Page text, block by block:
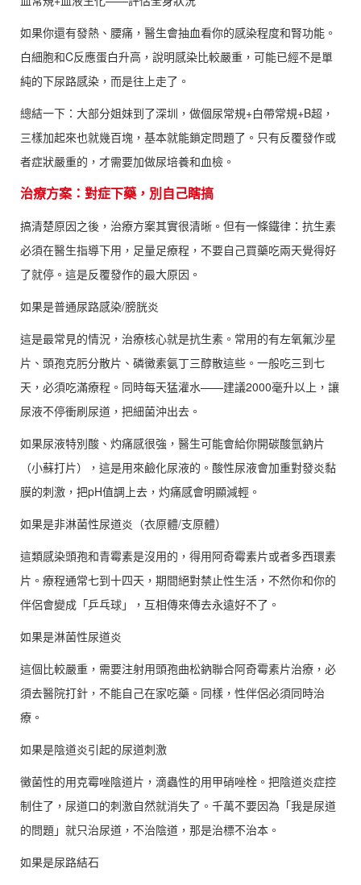
如果你還有發熱、腰痛，醫生會抽血看你的感染程度和腎功能。
白細胞和C反應蛋白升高，說明感染比較嚴重，可能已經不是單
純的下尿路感染，而是往上走了。
總結一下：大部分姐妹到了深圳，做個尿常規+白帶常規+B超，
三樣加起來也就幾百塊，基本就能鎖定問題了。只有反覆發作或
者症狀嚴重的，才需要加做尿培養和血檢。
治療方案：對症下藥，別自己瞎搞
搞清楚原因之後，治療方案其實很清晰。但有一條鐵律：抗生素
必須在醫生指導下用，足量足療程，不要自己買藥吃兩天覺得好
了就停。這是反覆發作的最大原因。
如果是普通尿路感染/膀胱炎
這是最常見的情況，治療核心就是抗生素。常用的有左氧氟沙星
片、頭孢克肟分散片、磷黴素氨丁三醇散這些。一般吃三到七
天，必須吃滿療程。同時每天猛灌水——建議2000毫升以上，讓
尿液不停衝刷尿道，把細菌沖出去。
如果尿液特別酸、灼痛感很強，醫生可能會給你開碳酸氫鈉片
（小蘇打片），這是用來鹼化尿液的。酸性尿液會加重對發炎黏
膜的刺激，把pH值調上去，灼痛感會明顯減輕。
如果是非淋菌性尿道炎（衣原體/支原體）
這類感染頭孢和青霉素是沒用的，得用阿奇霉素片或者多西環素
片。療程通常七到十四天，期間絕對禁止性生活，不然你和你的
伴侶會變成「乒乓球」，互相傳來傳去永遠好不了。
如果是淋菌性尿道炎
這個比較嚴重，需要注射用頭孢曲松鈉聯合阿奇霉素片治療，必
須去醫院打針，不能自己在家吃藥。同樣，性伴侶必須同時治
療。
如果是陰道炎引起的尿道刺激
黴菌性的用克霉唑陰道片，滴蟲性的用甲硝唑栓。把陰道炎症控
制住了，尿道口的刺激自然就消失了。千萬不要因為「我是尿道
的問題」就只治尿道，不治陰道，那是治標不治本。
如果是尿路結石